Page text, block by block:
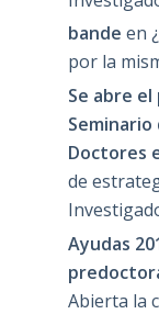
bande en
por la
Se abre
Doctores
de
Ayudas
Abierta la